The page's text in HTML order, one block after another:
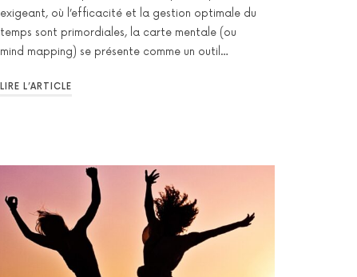
exigeant, où l’efficacité et la gestion optimale du
temps sont primordiales, la carte mentale (ou
mind mapping) se présente comme un outil…
LIRE L’ARTICLE